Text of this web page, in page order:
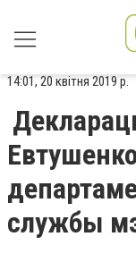
14:01, 20 квітня 2019 р.
службы